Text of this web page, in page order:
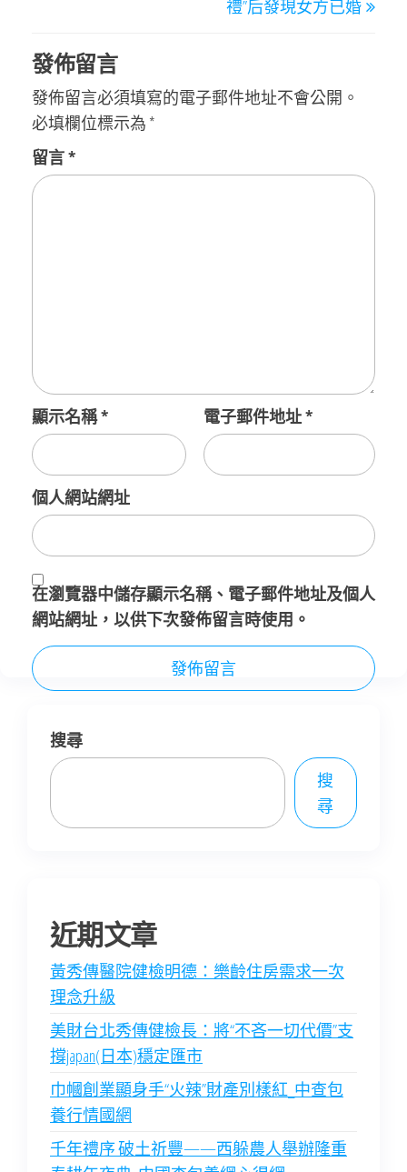
禮”后發現女方已婚
發佈留言
發佈留言必須填寫的電子郵件地址不會公開。
必填欄位標示為 *
留言*
顯示名稱* 電子郵件地址*
個人網站網址
在瀏覽器中儲存顯示名稱、電子郵件地址及個人
網站網址，以供下次發佈留言時使用。
搜尋
搜
尋
近期文章
黃秀傳醫院健檢明德：樂齡住房需求一次
理念升級
美財台北秀傳健檢長：將“不吝一切代價”支
撐japan(日本)穩定匯市
巾幗創業顯身手“火辣”財產別樣紅_中查包
養行情國網
千年禮序 破土祈豐——西躲農人舉辦隆重